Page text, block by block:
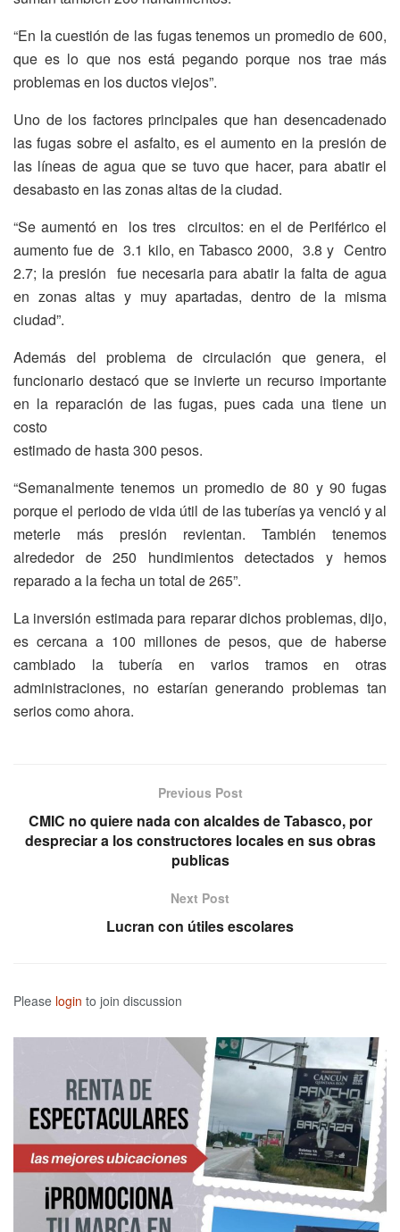
“En la cuestión de las fugas tenemos un promedio de 600,
que es lo que nos está pegando porque nos trae más
problemas en los ductos viejos”.
Uno de los factores principales que han desencadenado
las fugas sobre el asfalto, es el aumento en la presión de
las líneas de agua que se tuvo que hacer, para abatir el
desabasto en las zonas altas de la ciudad.
“Se aumentó en los tres circuitos: en el de Periférico el
aumento fue de 3.1 kilo, en Tabasco 2000, 3.8 y Centro
2.7; la presión fue necesaria para abatir la falta de agua
en zonas altas y muy apartadas, dentro de la misma
ciudad”.
Además del problema de circulación que genera, el
funcionario destacó que se invierte un recurso importante
en la reparación de las fugas, pues cada una tiene un
costo
estimado de hasta 300 pesos.
“Semanalmente tenemos un promedio de 80 y 90 fugas
porque el periodo de vida útil de las tuberías ya venció y al
meterle más presión revientan. También tenemos
alrededor de 250 hundimientos detectados y hemos
reparado a la fecha un total de 265”.
La inversión estimada para reparar dichos problemas, dijo,
es cercana a 100 millones de pesos, que de haberse
cambiado la tubería en varios tramos en otras
administraciones, no estarían generando problemas tan
serios como ahora.
Previous Post
CMIC no quiere nada con alcaldes de Tabasco, por
despreciar a los constructores locales en sus obras
publicas
Next Post
Lucran con útiles escolares
Please login to join discussion